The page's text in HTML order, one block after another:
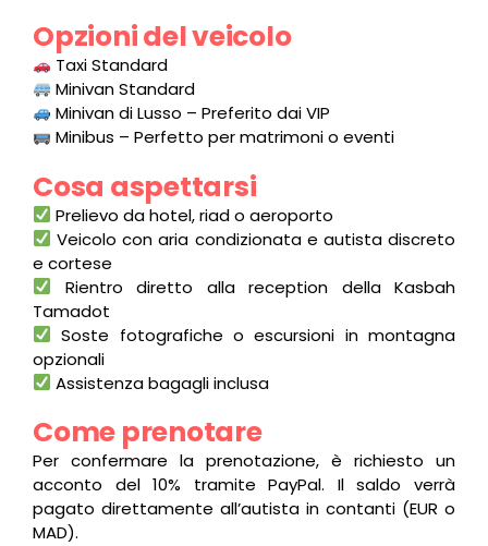
Opzioni del veicolo
Taxi Standard
Minivan Standard
Minivan di Lusso – Preferito dai VIP
Minibus – Perfetto per matrimoni o eventi
Cosa aspettarsi
Prelievo da hotel, riad o aeroporto
Veicolo con aria condizionata e autista discreto
e cortese
Rientro diretto alla reception della Kasbah
Tamadot
Soste fotografiche o escursioni in montagna
opzionali
Assistenza bagagli inclusa
Come prenotare
Per confermare la prenotazione, è richiesto un
acconto del 10% tramite PayPal. Il saldo verrà
pagato direttamente all’autista in contanti (EUR o
MAD).